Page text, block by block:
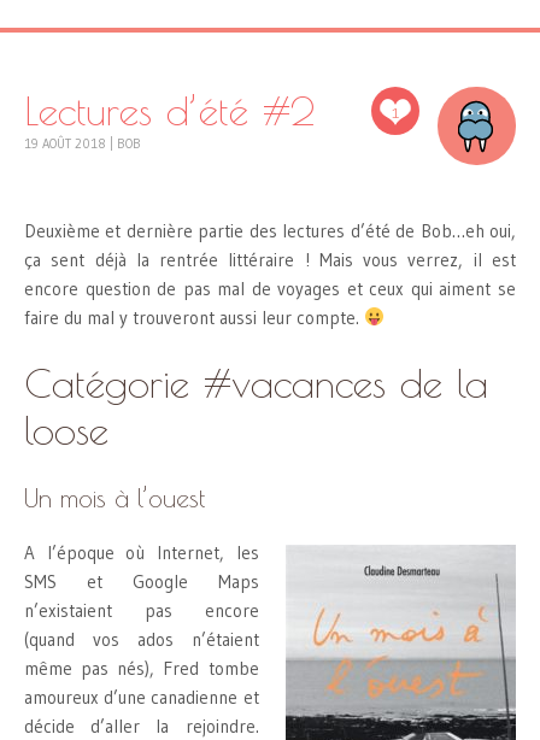
1
Lectures d’été #2
19 AOÛT 2018 BOB
Deuxième et dernière partie des lectures d’été de Bob…eh oui,
ça sent déjà la rentrée littéraire ! Mais vous verrez, il est
encore question de pas mal de voyages et ceux qui aiment se
faire du mal y trouveront aussi leur compte.
Catégorie #vacances de la
loose
Un mois à l’ouest
A l’époque où Internet, les
SMS et Google Maps
n’existaient pas encore
(quand vos ados n’étaient
même pas nés), Fred tombe
amoureux d’une canadienne et
décide d’aller la rejoindre.